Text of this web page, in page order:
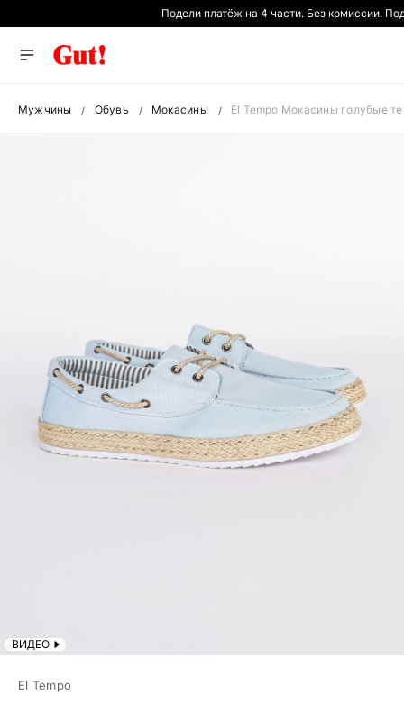
Подели платёж на 4 части. Без комиссии.
Мужчины Обувь Мокасины El Tempo Мокасины голубые
ВИДЕО
El Tempo